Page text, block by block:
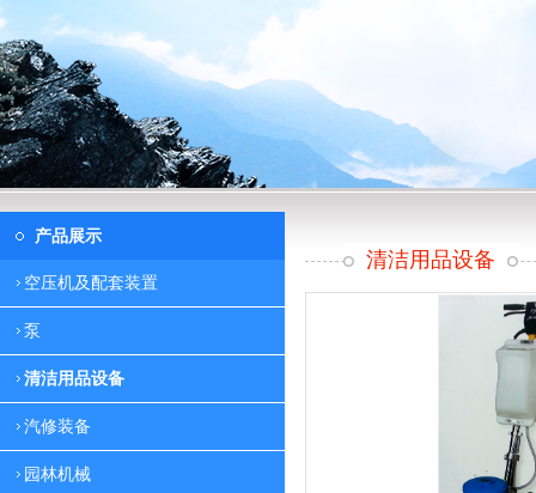
产品展示
空压机及配套装置
泵
清洁用品设备
汽修装备
园林机械
清洁用品设备